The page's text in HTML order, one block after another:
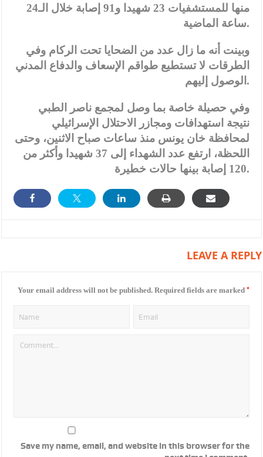
منها للمستشفيات 23 شهيدا و91 إصابة خلال الـ24
ساعة الماضية.
وبينت أنه ما زال عدد من الضحايا تحت الركام وفي
الطرقات لا تستطيع طواقم الإسعاف والدفاع المدني
الوصول إليهم.
وفي حصيلة خاصة بما وصل لمجمع ناصر الطبي
نتيجة استهدافات ومجازر الاحتلال الإسرائيلي
لمحافظة خان يونس منذ ساعات صباح الاثنين، وحتى
اللحظة، ارتفع عدد الشهداء إلى 37 شهيدا وأكثر من
120 إصابة بينها حالات خطيرة.
LEAVE A REPLY
Your email address will not be published. Required fields are marked *
Save my name, email, and website in this browser for the